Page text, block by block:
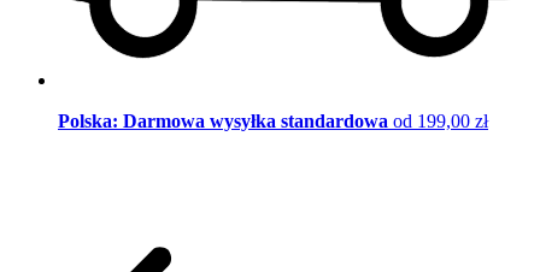
Polska: Darmowa wysyłka standardowa od 199,00 zł